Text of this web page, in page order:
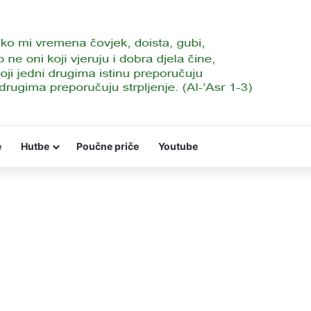
Hutbe Poučne priče Youtube